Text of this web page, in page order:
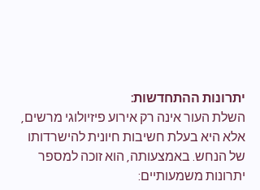
יתרונות ההתחדשות:
השלת העור אינה רק אירוע פיזיולוגי מרשים,
אלא היא בעלת חשיבות חיונית להישרדותו
של הנחש. באמצעותה, הוא זוכה למספר
יתרונות משמעותיים: